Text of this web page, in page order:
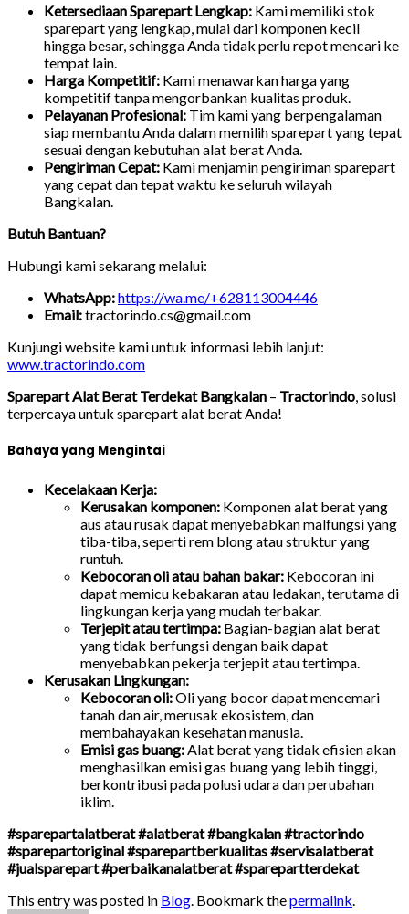
Ketersediaan Sparepart Lengkap: Kami memiliki stok
sparepart yang lengkap, mulai dari komponen kecil
hingga besar, sehingga Anda tidak perlu repot mencari ke
tempat lain.
Harga Kompetitif: Kami menawarkan harga yang
kompetitif tanpa mengorbankan kualitas produk.
Pelayanan Profesional: Tim kami yang berpengalaman
siap membantu Anda dalam memilih sparepart yang tepat
sesuai dengan kebutuhan alat berat Anda.
Pengiriman Cepat: Kami menjamin pengiriman sparepart
yang cepat dan tepat waktu ke seluruh wilayah
Bangkalan.
Butuh Bantuan?
Hubungi kami sekarang melalui:
WhatsApp:https://wa.me/+628113004446
Email:tractorindo.cs@gmail.com
Kunjungi website kami untuk informasi lebih lanjut:
www.tractorindo.com
Sparepart Alat Berat Terdekat Bangkalan – Tractorindo, solusi
terpercaya untuk sparepart alat berat Anda!
Bahaya yang Mengintai
Kecelakaan Kerja:
Kerusakan komponen: Komponen alat berat yang
aus atau rusak dapat menyebabkan malfungsi yang
tiba-tiba, seperti rem blong atau struktur yang
runtuh.
Kebocoran oli atau bahan bakar: Kebocoran ini
dapat memicu kebakaran atau ledakan, terutama di
lingkungan kerja yang mudah terbakar.
Terjepit atau tertimpa: Bagian-bagian alat berat
yang tidak berfungsi dengan baik dapat
menyebabkan pekerja terjepit atau tertimpa.
Kerusakan Lingkungan:
Kebocoran oli:Oli yang bocor dapat mencemari
tanah dan air, merusak ekosistem, dan
membahayakan kesehatan manusia.
Emisi gas buang:Alat berat yang tidak efisien akan
menghasilkan emisi gas buang yang lebih tinggi,
berkontribusi pada polusi udara dan perubahan
iklim.
#sparepartalatberat #alatberat #bangkalan #tractorindo
#sparepartoriginal #sparepartberkualitas #servisalatberat
#jualsparepart #perbaikanalatberat #sparepartterdekat
This entry was posted in Blog. Bookmark thepermalink.